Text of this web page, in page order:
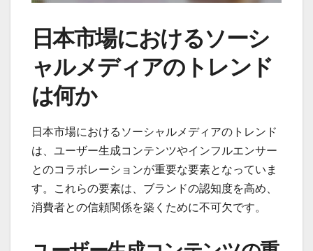
日本市場におけるソーシ
ャルメディアのトレンド
は何か
日本市場におけるソーシャルメディアのトレンド
は、ユーザー生成コンテンツやインフルエンサー
とのコラボレーションが重要な要素となっていま
す。これらの要素は、ブランドの認知度を高め、
消費者との信頼関係を築くために不可欠です。